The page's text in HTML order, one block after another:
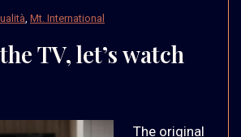
Mt. International
TV, let’s watch
The original